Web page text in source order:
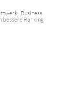
. Business
bessere Ranking